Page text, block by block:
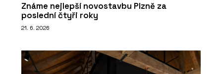
Známe nejlepší novostavbu Plzně za
poslední čtyři roky
21. 6. 2026